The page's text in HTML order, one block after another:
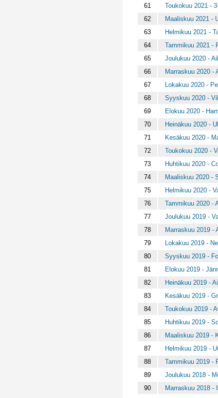
61
Toukokuu 2021 -
62
Maaliskuu 2021 -
63
Helmikuu 2021 -
64
Tammikuu 2021 -
65
Joulukuu 2020 -
66
Marraskuu 2020 -
67
Lokakuu 2020 -
68
Syyskuu 2020 -
69
Elokuu 2020 -
70
Heinäkuu 2020 -
71
Kesäkuu 2020 -
72
Toukokuu 2020 -
73
Huhtikuu 2020 -
74
Maaliskuu 2020 -
75
Helmikuu 2020 -
76
Tammikuu 2020 -
77
Joulukuu 2019 -
78
Marraskuu 2019 -
79
Lokakuu 2019 -
80
Syyskuu 2019 -
81
Elokuu 2019 -
82
Heinäkuu 2019 -
83
Kesäkuu 2019 -
84
Toukokuu 2019 -
85
Huhtikuu 2019 -
86
Maaliskuu 2019 -
87
Helmikuu 2019 -
88
Tammikuu 2019 -
89
Joulukuu 2018 -
90
Marraskuu 2018 -